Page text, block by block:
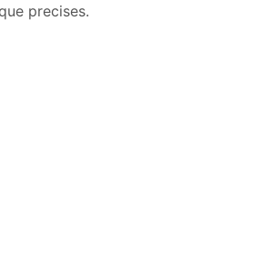
precises.